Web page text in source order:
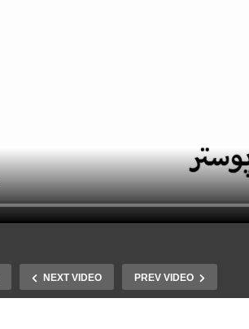
PREV VIDEO
NEXT VIDEO